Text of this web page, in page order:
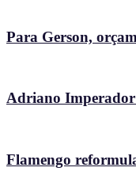
Para Gerson,
Adriano Imperador
Flamengo